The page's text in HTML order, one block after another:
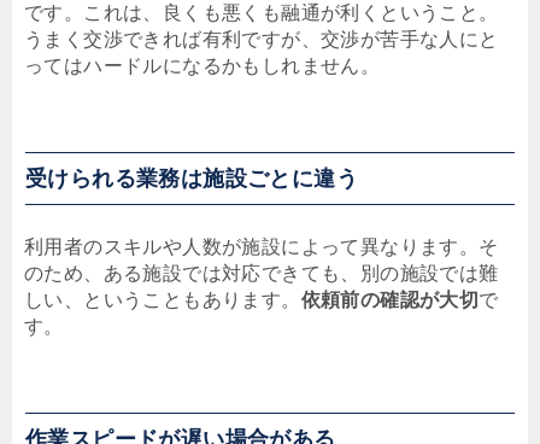
です。これは、良くも悪くも融通が利くということ。
うまく交渉できれば有利ですが、交渉が苦手な人にと
ってはハードルになるかもしれません。
受けられる業務は施設ごとに違う
利用者のスキルや人数が施設によって異なります。そ
のため、ある施設では対応できても、別の施設では難
しい、ということもあります。 依頼前の確認が大切 で
す。
作業スピードが遅い場合がある